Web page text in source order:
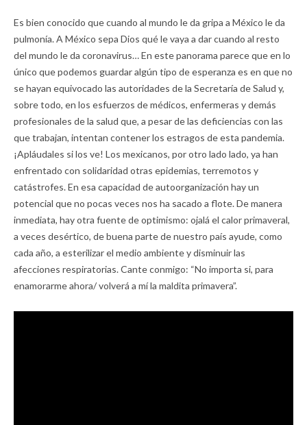
Es bien conocido que cuando al mundo le da gripa a México le da
pulmonía. A México sepa Dios qué le vaya a dar cuando al resto
del mundo le da coronavirus… En este panorama parece que en lo
único que podemos guardar algún tipo de esperanza es en que no
se hayan equivocado las autoridades de la Secretaría de Salud y,
sobre todo, en los esfuerzos de médicos, enfermeras y demás
profesionales de la salud que, a pesar de las deficiencias con las
que trabajan, intentan contener los estragos de esta pandemia.
¡Apláudales si los ve! Los mexicanos, por otro lado lado, ya han
enfrentado con solidaridad otras epidemias, terremotos y
catástrofes. En esa capacidad de autoorganización hay un
potencial que no pocas veces nos ha sacado a flote. De manera
inmediata, hay otra fuente de optimismo: ojalá el calor primaveral,
a veces desértico, de buena parte de nuestro país ayude, como
cada año, a esterilizar el medio ambiente y disminuir las
afecciones respiratorias. Cante conmigo: “No importa si, para
enamorarme ahora/ volverá a mí la maldita primavera”.